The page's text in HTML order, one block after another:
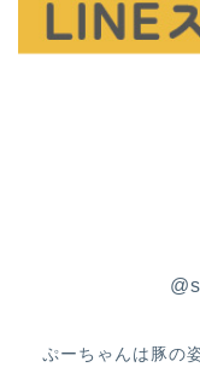
ぷーちゃんは豚の